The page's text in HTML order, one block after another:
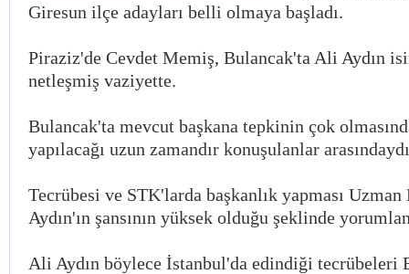
Giresun ilçe adayları belli olmaya başladı.
Piraziz'de Cevdet Memiş, Bulancak'ta Ali Aydın
netleşmiş vaziyette.
Bulancak'ta mevcut başkana tepkinin çok
yapılacağı uzun zamandır konuşulanlar
Tecrübesi ve STK'larda başkanlık yapması
Aydın'ın şansının yüksek olduğu şeklinde
Ali Aydın böylece İstanbul'da edindiği tecrübeleri